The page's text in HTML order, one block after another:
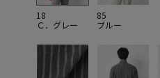
18
Ｃ．グレー
85
ブルー